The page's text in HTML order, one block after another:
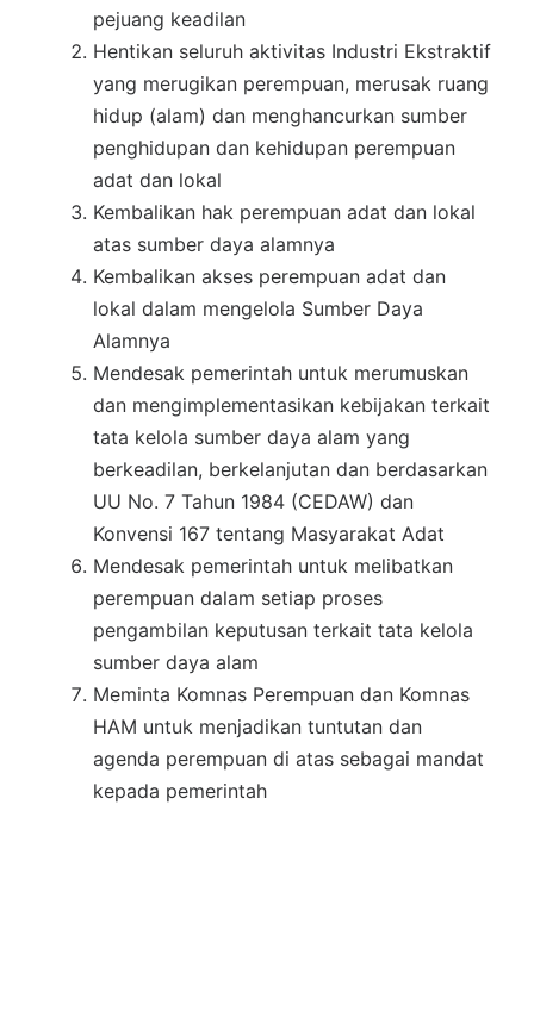
pejuang keadilan
Hentikan seluruh aktivitas Industri Ekstraktif
yang merugikan perempuan, merusak ruang
hidup (alam) dan menghancurkan sumber
penghidupan dan kehidupan perempuan
adat dan lokal
Kembalikan hak perempuan adat dan lokal
atas sumber daya alamnya
Kembalikan akses perempuan adat dan
lokal dalam mengelola Sumber Daya
Alamnya
Mendesak pemerintah untuk merumuskan
dan mengimplementasikan kebijakan terkait
tata kelola sumber daya alam yang
berkeadilan, berkelanjutan dan berdasarkan
UU No. 7 Tahun 1984 (CEDAW) dan
Konvensi 167 tentang Masyarakat Adat
Mendesak pemerintah untuk melibatkan
perempuan dalam setiap proses
pengambilan keputusan terkait tata kelola
sumber daya alam
Meminta Komnas Perempuan dan Komnas
HAM untuk menjadikan tuntutan dan
agenda perempuan di atas sebagai mandat
kepada pemerintah